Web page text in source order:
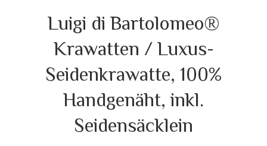
Luigi di Bartolomeo®
Krawatten / Luxus-
Seidenkrawatte, 100%
Handgenäht, inkl.
Seidensäcklein